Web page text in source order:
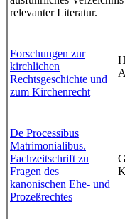
relevanter Literatur.
Forschungen zur
kirchlichen
Rechtsgeschichte und
zum Kirchenrecht
De Processibus
Matrimonialibus.
Fachzeitschrift zu
Fragen des
kanonischen Ehe- und
Prozeßrechtes